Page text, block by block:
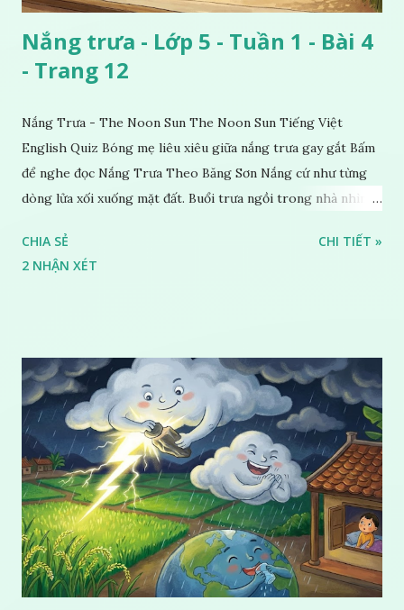
Nắng trưa - Lớp 5 - Tuần 1 - Bài 4
- Trang 12
Nắng Trưa - The Noon Sun The Noon Sun Tiếng Việt
English Quiz Bóng mẹ liêu xiêu giữa nắng trưa gay gắt Bấm
để nghe đọc Nắng Trưa Theo Băng Sơn Nắng cứ như từng
dòng lửa xối xuống mặt đất. Buổi trưa ngồi trong nhà nhìn
CHIA SẺ
2 NHẬN XÉT
CHI TIẾT »